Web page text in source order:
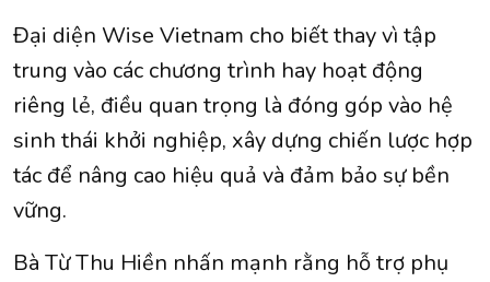
Đại diện Wise Vietnam cho biết thay vì tập
trung vào các chương trình hay hoạt động
riêng lẻ, điều quan trọng là đóng góp vào hệ
sinh thái khởi nghiệp, xây dựng chiến lược hợp
tác để nâng cao hiệu quả và đảm bảo sự bền
vững.
Bà Từ Thu Hiền nhấn mạnh rằng hỗ trợ phụ